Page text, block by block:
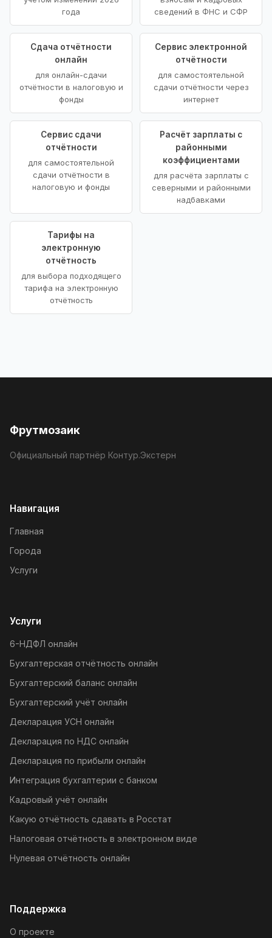
года
сведений в ФНС и СФР
Сдача отчётности
онлайн
для онлайн-сдачи
отчётности в налоговую и
фонды
Сервис электронной
отчётности
для самостоятельной
сдачи отчётности через
интернет
Сервис сдачи
отчётности
для самостоятельной
сдачи отчётности в
налоговую и фонды
Расчёт зарплаты с
районными
коэффициентами
для расчёта зарплаты с
северными и районными
надбавками
Тарифы на
электронную
отчётность
для выбора подходящего
тарифа на электронную
отчётность
Фрутмозаик
Официальный партнёр Контур.Экстерн
Навигация
Главная
Города
Услуги
Услуги
6-НДФЛ онлайн
Бухгалтерская отчётность онлайн
Бухгалтерский баланс онлайн
Бухгалтерский учёт онлайн
Декларация УСН онлайн
Декларация по НДС онлайн
Декларация по прибыли онлайн
Интеграция бухгалтерии с банком
Кадровый учёт онлайн
Какую отчётность сдавать в Росстат
Налоговая отчётность в электронном виде
Нулевая отчётность онлайн
Поддержка
О проекте